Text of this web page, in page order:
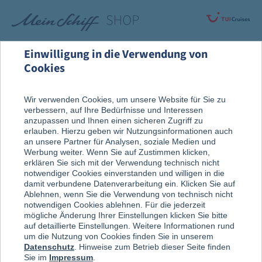
Rund um die Kreuzfahrt
An Bord entdeckt
Sport & Aktiv
Einwilligung in die Verwendung von
Cookies
Wir verwenden Cookies, um unsere Website für Sie zu
verbessern, auf Ihre Bedürfnisse und Interessen
anzupassen und Ihnen einen sicheren Zugriff zu
erlauben. Hierzu geben wir Nutzungsinformationen auch
an unsere Partner für Analysen, soziale Medien und
Werbung weiter. Wenn Sie auf Zustimmen klicken,
erklären Sie sich mit der Verwendung technisch nicht
notwendiger Cookies einverstanden und willigen in die
damit verbundene Datenverarbeitung ein. Klicken Sie auf
Ablehnen, wenn Sie die Verwendung von technisch nicht
notwendigen Cookies ablehnen. Für die jederzeit
mögliche Änderung Ihrer Einstellungen klicken Sie bitte
auf detaillierte Einstellungen. Weitere Informationen rund
um die Nutzung von Cookies finden Sie in unserem
Datenschutz . Hinweise zum Betrieb dieser Seite finden
Sie im Impressum